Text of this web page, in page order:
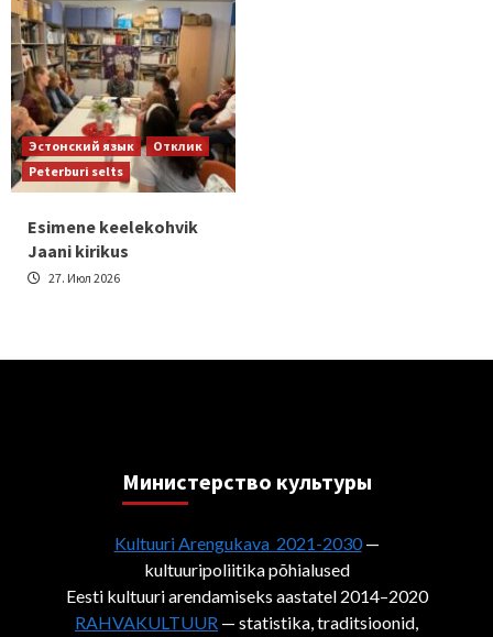
Эстонский язык
Отклик
Peterburi selts
Esimene keelekohvik
Jaani kirikus
27. Июл 2026
Министерствo культуры
Kultuuri Arengukava 2021-2030—
kultuuripoliitika põhialused
Eesti kultuuri arendamiseks aastatel 2014–2020
RAHVAKULTUUR — statistika, traditsioonid,